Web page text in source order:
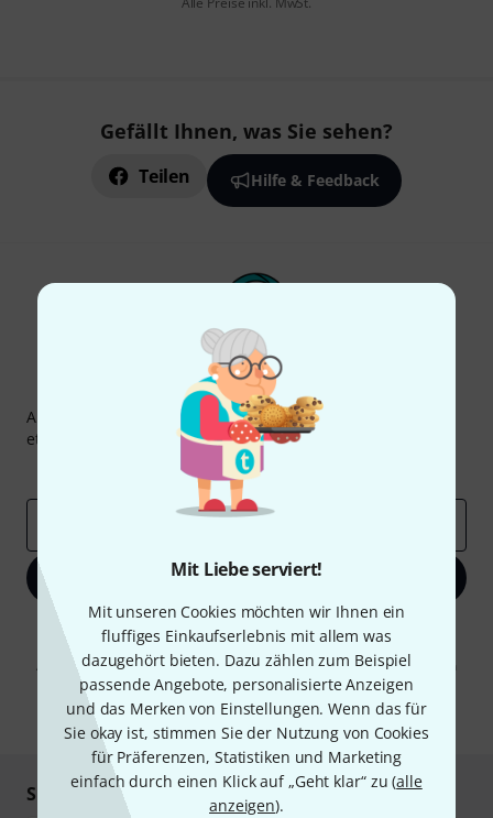
Mit Liebe serviert!
Mit unseren Cookies möchten wir Ihnen ein
fluffiges Einkaufserlebnis mit allem was
dazugehört bieten. Dazu zählen zum Beispiel
passende Angebote, personalisierte Anzeigen
und das Merken von Einstellungen. Wenn das für
Sie okay ist, stimmen Sie der Nutzung von Cookies
für Präferenzen, Statistiken und Marketing
einfach durch einen Klick auf „Geht klar“ zu (alle
anzeigen).
Gefällt Ihnen, was Sie sehen?
Teilen Hilfe & Feedback
Thomann Newsletter
Abonniere den Thomann Newsletter und gewinne mit
etwas Glück einen von50 Gutscheinenüber jeweils
Inspirierende Beiträge
Deals
Jetzt anmelden
Mit Klick auf „Jetzt anmelden“ stimmen Sie dem Erhalt von E-Mail-
Werbung und einer Messung des E-Mail-Nutzungsverhaltens zu. Die
Abmeldung ist jederzeit möglich. Weitere Informationen finden Sie in
unserenDatenschutzhinweisen.
* Pflichtfeld
Sicher einkaufen & bezahlen